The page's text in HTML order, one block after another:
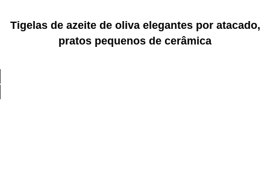
Tigelas de azeite de oliva elegantes por atacado,
pratos pequenos de cerâmica